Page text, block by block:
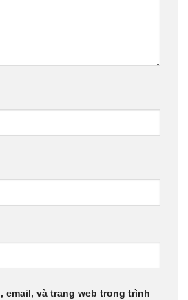
email, và trang web trong trình